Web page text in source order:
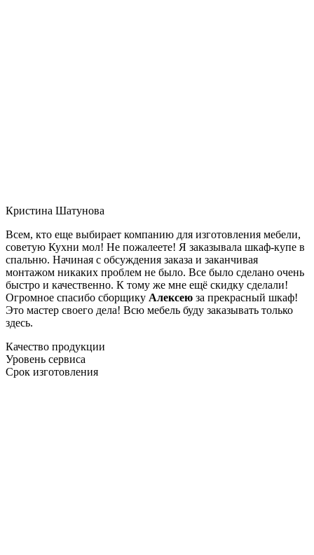
Кристина Шатунова
Всем, кто еще выбирает компанию для изготовления мебели,
советую Кухни мол! Не пожалеете! Я заказывала шкаф-купе в
спальню. Начиная с обсуждения заказа и заканчивая
монтажом никаких проблем не было. Все было сделано очень
быстро и качественно. К тому же мне ещё скидку сделали!
Огромное спасибо сборщику Алексею за прекрасный шкаф!
Это мастер своего дела! Всю мебель буду заказывать только
здесь.
Качество продукции
Уровень сервиса
Срок изготовления